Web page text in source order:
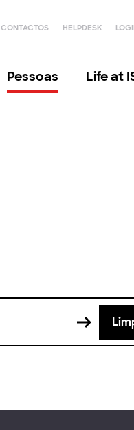
CONTACTOS HELPDESK
Pessoas Life at